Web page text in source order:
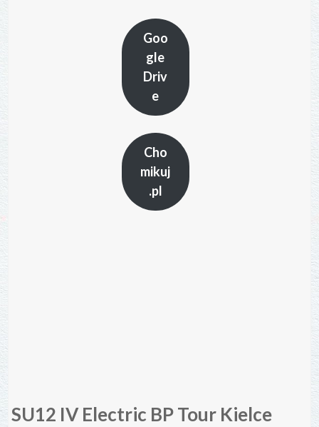
Goo
gle
Driv
e
Cho
mikuj
.pl
SU12 IV Electric BP Tour Kielce